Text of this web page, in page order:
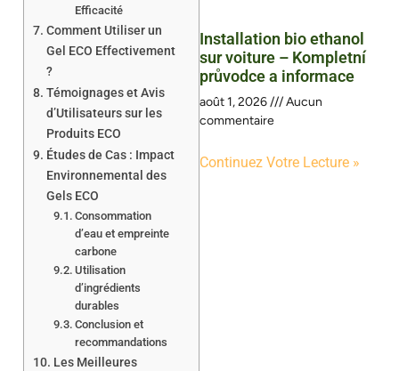
Efficacité
Comment Utiliser un
Gel ECO Effectivement
?
Témoignages et Avis
d’Utilisateurs sur les
Produits ECO
Études de Cas : Impact
Environnemental des
Gels ECO
Consommation
d’eau et empreinte
carbone
Utilisation
d’ingrédients
durables
Conclusion et
recommandations
Les Meilleures
Installation bio ethanol
sur voiture – Kompletní
průvodce a informace
août 1, 2026
Aucun
commentaire
Continuez Votre Lecture »